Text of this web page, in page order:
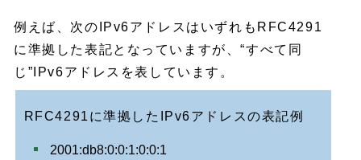
例えば、次のIPv6アドレスはいずれもRFC4291
に準拠した表記となっていますが、“すべて同
じ”IPv6アドレスを表しています。
RFC4291に準拠したIPv6アドレスの表記例
2001:db8:0:0:1:0:0:1